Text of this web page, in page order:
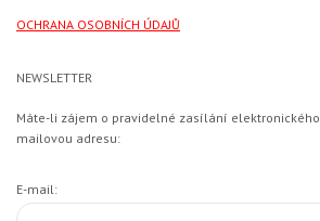
OCHRANA OSOBNÍCH ÚDAJŮ
NEWSLETTER
Máte-li zájem o pravidelné zasílání
mailovou adresu:
E-mail: